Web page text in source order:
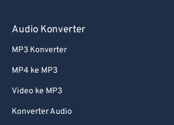
Audio Konverter
MP3 Konverter
MP4 ke MP3
Video ke MP3
Konverter Audio